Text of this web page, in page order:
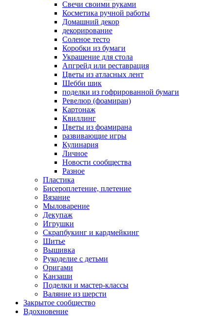
Свечи своими руками
Косметика ручной работы
Домашний декор
декорирование
Соленое тесто
Коробки из бумаги
Украшение для стола
Апгрейд или реставрация
Цветы из атласных лент
Шебби шик
поделки из гофрированной бумаги
Ревелюр (фоамиран)
Картонаж
Квиллинг
Цветы из фоамирана
развивающие игры
Кулинария
Личное
Новости сообщества
Разное
Пластика
Бисероплетение, плетение
Вязание
Мыловарение
Декупаж
Игрушки
Скрапбукинг и кардмейкинг
Шитье
Вышивка
Рукоделие с детьми
Оригами
Канзаши
Поделки и мастер-классы
Валяние из шерсти
Закрытое сообщество
Вдохновение